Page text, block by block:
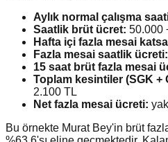
Aylık normal çalışma
Saatlik brüt ücret: 50.000
Hafta içi fazla mesai
Fazla mesai saatlik ücreti:
15 saat brüt fazla mesai
Toplam kesintiler (SGK +
2.100 TL
Net fazla mesai ücreti:
Bu örnekte Murat Bey'in brüt